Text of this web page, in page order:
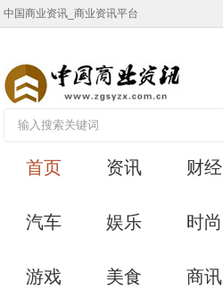
中国商业资讯_商业资讯平台
首页 资讯 财经
汽车 娱乐 时尚
游戏 美食 商讯